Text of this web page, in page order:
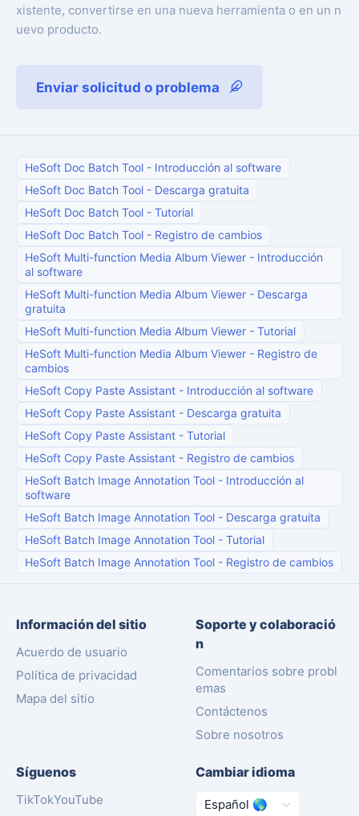
xistente, convertirse en una nueva herramienta o en un n
uevo producto.
Enviar solicitud o problema
HeSoft Doc Batch Tool - Introducción al software
HeSoft Doc Batch Tool - Descarga gratuita
HeSoft Doc Batch Tool - Tutorial
HeSoft Doc Batch Tool - Registro de cambios
HeSoft Multi-function Media Album Viewer - Introducción
al software
HeSoft Multi-function Media Album Viewer - Descarga
gratuita
HeSoft Multi-function Media Album Viewer - Tutorial
HeSoft Multi-function Media Album Viewer - Registro de
cambios
HeSoft Copy Paste Assistant - Introducción al software
HeSoft Copy Paste Assistant - Descarga gratuita
HeSoft Copy Paste Assistant - Tutorial
HeSoft Copy Paste Assistant - Registro de cambios
HeSoft Batch Image Annotation Tool - Introducción al
software
HeSoft Batch Image Annotation Tool - Descarga gratuita
HeSoft Batch Image Annotation Tool - Tutorial
HeSoft Batch Image Annotation Tool - Registro de cambios
Información del sitio
Acuerdo de usuario
Política de privacidad
Mapa del sitio
Soporte y colaboració
n
Comentarios sobre probl
emas
Contáctenos
Sobre nosotros
Síguenos
TikTokYouTube
Cambiar idioma